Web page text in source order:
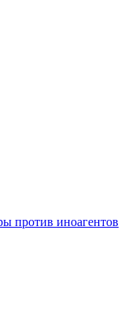
против иноагентов